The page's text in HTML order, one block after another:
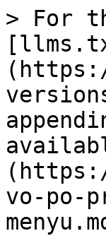
> For
vo-po-